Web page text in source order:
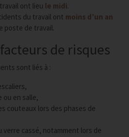
ont lieu le midi.
du travail ont moins d’un an
poste de travail.
de risques
sont liés à :
ou en salle,
couteaux lors des phases de
verre cassé, notamment lors de